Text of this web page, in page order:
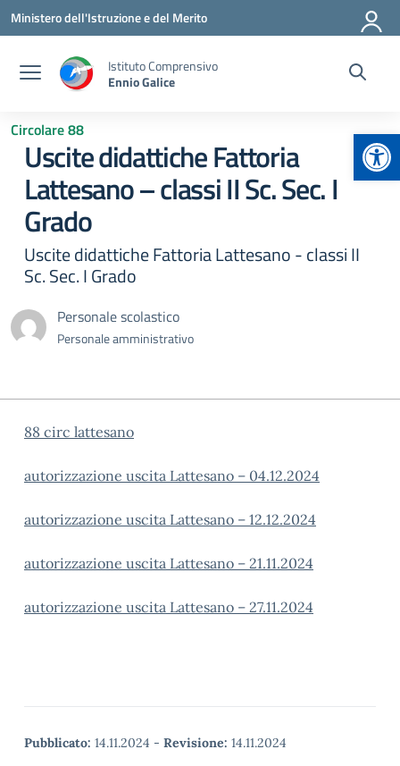
Vai ai contenuti
Vai al menu di navigazione
Vai al footer
Ministero dell'Istruzione e del Merito
Istituto Comprensivo
Ennio Galice
Circolare 88
Uscite didattiche Fattoria
Lattesano – classi II Sc. Sec. I
Grado
Uscite didattiche Fattoria Lattesano - classi II
Sc. Sec. I Grado
Personale scolastico
Personale amministrativo
88 circ lattesano
autorizzazione uscita Lattesano – 04.12.2024
autorizzazione uscita Lattesano – 12.12.2024
autorizzazione uscita Lattesano – 21.11.2024
autorizzazione uscita Lattesano – 27.11.2024
Pubblicato: 14.11.2024 - Revisione: 14.11.2024